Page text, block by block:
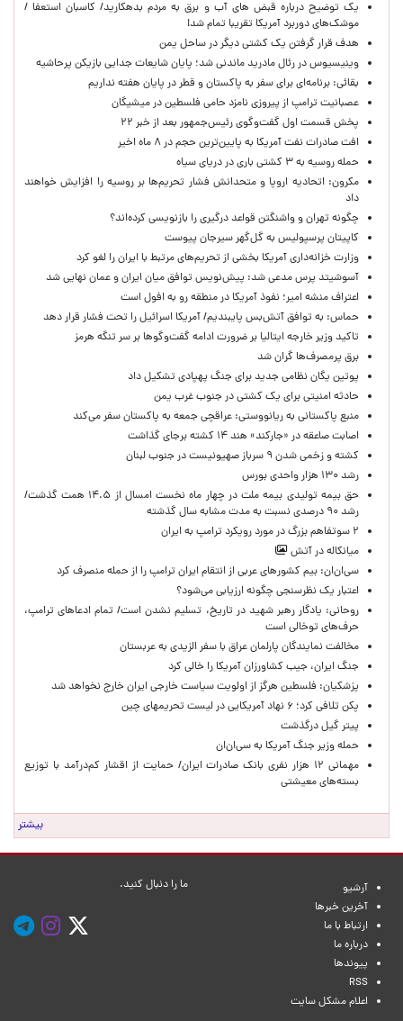
یک توضیح درباره قبض های آب و برق به مردم بدهکارید/ کاسبان استعفا /
موشک‌های دوربرد آمریکا تقریبا تمام شد!
هدف قرار گرفتن یک کشتی دیگر در ساحل یمن
وینیسیوس در رئال مادرید ماندنی شد؛ پایان شایعات جدایی بازیکن پرحاشیه
بقائی: برنامه‌ای برای سفر به پاکستان و قطر در پایان هفته نداریم
عصبانیت ترامپ از پیروزی نامزد حامی فلسطین در میشیگان
پخش قسمت اول گفت‌وگوی رئیس‌جمهور بعد از خبر ۲۲
افت صادرات نفت آمریکا به پایین‌ترین حجم در ۸ ماه اخیر
حمله روسیه به ۳ کشتی باری در دریای سیاه
مکرون: اتحادیه اروپا و متحدانش فشار تحریم‌ها بر روسیه را افزایش خواهند
داد
چگونه تهران و واشنگتن قواعد درگیری را بازنویسی کرده‌اند؟
کاپیتان پرسپولیس به گل‌گهر سیرجان پیوست
وزارت خزانه‌داری آمریکا بخشی از تحریم‌های مرتبط با ایران را لغو کرد
آسوشیتد پرس مدعی شد: پیش‌نویس توافق میان ایران و عمان نهایی شد
اعتراف منشه امیر؛ نفوذ آمریکا در منطقه رو به افول است
حماس: به توافق آتش‌بس پایبندیم/ آمریکا اسرائیل را تحت فشار قرار دهد
تاکید وزیر خارجه ایتالیا بر ضرورت ادامه گفت‌وگوها بر سر تنگه هرمز
برق پرمصرف‌ها گران شد
پوتین یگان نظامی جدید برای جنگ پهپادی تشکیل داد
حادثه امنیتی برای یک کشتی در جنوب غرب یمن
منبع پاکستانی به ریانووستی: عراقچی جمعه به پاکستان سفر می‌کند
اصابت صاعقه در «جارکند» هند ۱۴ کشته برجای گذاشت
کشته و زخمی شدن ۹ سرباز صهیونیست در جنوب لبنان
رشد ۱۳۰ هزار واحدی بورس
حق بیمه تولیدی بیمه ملت در چهار ماه نخست امسال از ۱۴.۵ همت گذشت/
رشد ۹۰ درصدی نسبت به مدت مشابه سال گذشته
۲ سوتفاهم بزرگ در مورد رویکرد ترامپ به ایران
میانکاله در آتش
سی‌ان‌ان: بیم کشورهای عربی از انتقام ایران ترامپ را از حمله منصرف کرد
اعتبار یک نظرسنجی چگونه ارزیابی می‌شود؟
روحانی: یادگار رهبر شهید در تاریخ، تسلیم نشدن است/ تمام ادعاهای ترامپ،
حرف‌های توخالی است
مخالفت نمایندگان پارلمان عراق با سفر الزیدی به عربستان
جنگ ایران، جیب کشاورزان آمریکا را خالی کرد
پزشکیان: فلسطین هرگز از اولویت سیاست خارجی ایران خارج نخواهد شد
پکن تلافی کرد؛ ۶ نهاد آمریکایی در لیست تحریمهای چین
پیتر گیل درگذشت
حمله وزیر جنگ آمریکا به سی‌ان‌ان
مهمانی ۱۲ هزار نفری بانک صادرات ایران/ حمایت از اقشار کم‌درآمد با توزیع
بسته‌های معیشتی
بیشتر
آرشیو
آخرین خبرها
ارتباط با ما
درباره ما
پیوندها
RSS
اعلام مشکل سایت
ما را دنبال کنید.